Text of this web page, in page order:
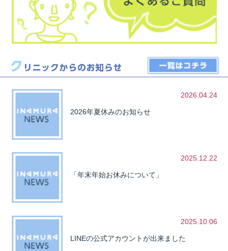
2026.04.24
2026年夏休みのお知らせ
2025.12.22
「年末年始お休みについて」
2025.10.06
LINEの公式アカウントが出来ました